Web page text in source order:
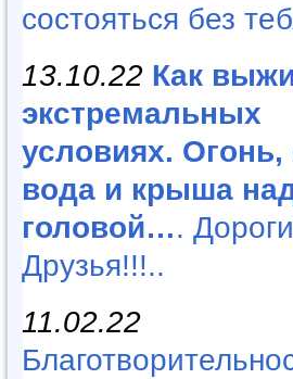
состояться без
13.10.22 Как
экстремальных
условиях. Огонь,
вода и крыша
головой….
Друзья!!!..
11.02.22